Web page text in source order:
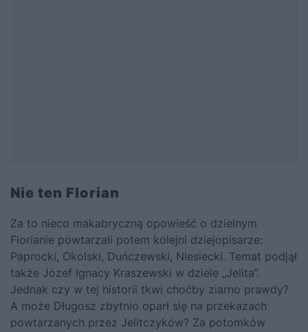
Nie ten Florian
Za to nieco makabryczną opowieść o dzielnym
Florianie powtarzali potem kolejni dziejopisarze:
Paprocki, Okolski, Duńczewski, Niesiecki. Temat podjął
także Józef Ignacy Kraszewski w dziele „Jelita”.
Jednak czy w tej historii tkwi choćby ziarno prawdy?
A może Długosz zbytnio oparł się na przekazach
powtarzanych przez Jelitczyków? Za potomków